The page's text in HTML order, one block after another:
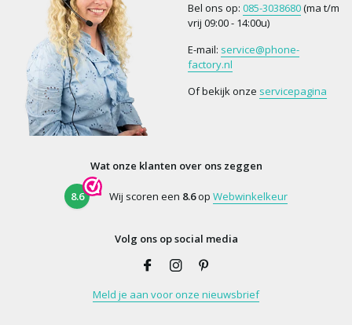
Bel ons op: 085-3038680(ma t/m
vrij 09:00 - 14:00u)
E-mail: service@phone-
factory.nl
Of bekijk onze servicepagina
Wat onze klanten over ons zeggen
8.6 Wij scoren een 8.6op Webwinkelkeur
Volg ons op social media
Meld je aan voor onze nieuwsbrief